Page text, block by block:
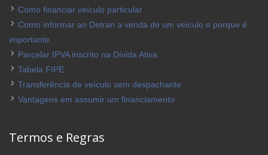
Como financiar veículo particular
Como informar ao Detran a venda de um veículo e porque é
importante.
Parcelar IPVA inscrito na Dívida Ativa
Tabela FIPE
Transferência de veículo sem despachante
Vantagens em assumir um financiamento
Termos e Regras